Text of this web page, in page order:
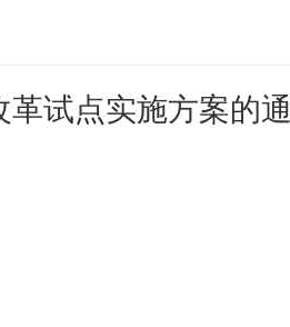
试点实施方案的通